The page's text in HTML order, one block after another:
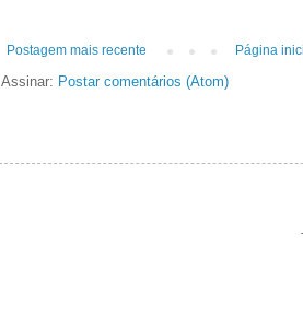
Postagem mais recente Página
Assinar: Postar comentários (Atom)